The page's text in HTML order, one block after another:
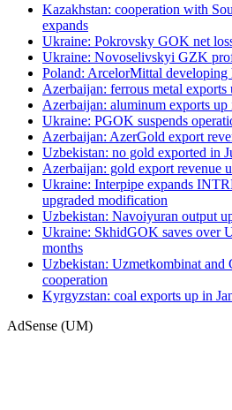
Kazakhstan: cooperation with
expands
Ukraine: Pokrovsky GOK net
Ukraine: Novoselivskyi GZK
Poland: ArcelorMittal developing
Azerbaijan: ferrous metal
Azerbaijan: aluminum exports
Ukraine: PGOK suspends
Azerbaijan: AzerGold export
Uzbekistan: no gold exported in
Azerbaijan: gold export revenue
Ukraine: Interpipe expands
upgraded modification
Uzbekistan: Navoiyuran output
Ukraine: SkhidGOK saves over
months
Uzbekistan: Uzmetkombinat and
cooperation
Kyrgyzstan: coal exports up in
AdSense (UM)